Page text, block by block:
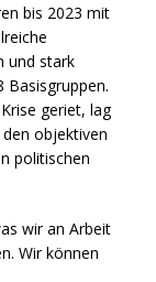
bis 2023 mit
und stark
Basisgruppen.
geriet, lag
objektiven
politischen
wir an Arbeit
Wir können